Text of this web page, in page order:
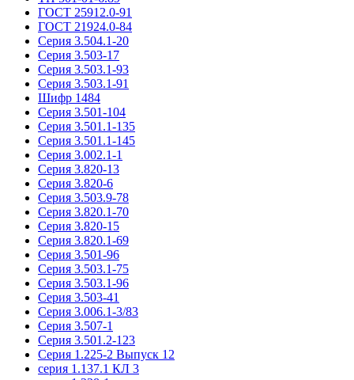
ГОСТ 25912.0-91
ГОСТ 21924.0-84
Серия 3.504.1-20
Серия 3.503-17
Серия 3.503.1-93
Серия 3.503.1-91
Шифр 1484
Серия 3.501-104
Серия 3.501.1-135
Серия 3.501.1-145
Серия 3.002.1-1
Серия 3.820-13
Серия 3.820-6
Серия 3.503.9-78
Серия 3.820.1-70
Серия 3.820-15
Серия 3.820.1-69
Серия 3.501-96
Серия 3.503.1-75
Серия 3.503.1-96
Серия 3.503-41
Серия 3.006.1-3/83
Серия 3.507-1
Серия 3.501.2-123
Серия 1.225-2 Выпуск 12
серия 1.137.1 КЛ 3